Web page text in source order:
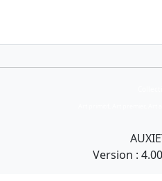
Version :